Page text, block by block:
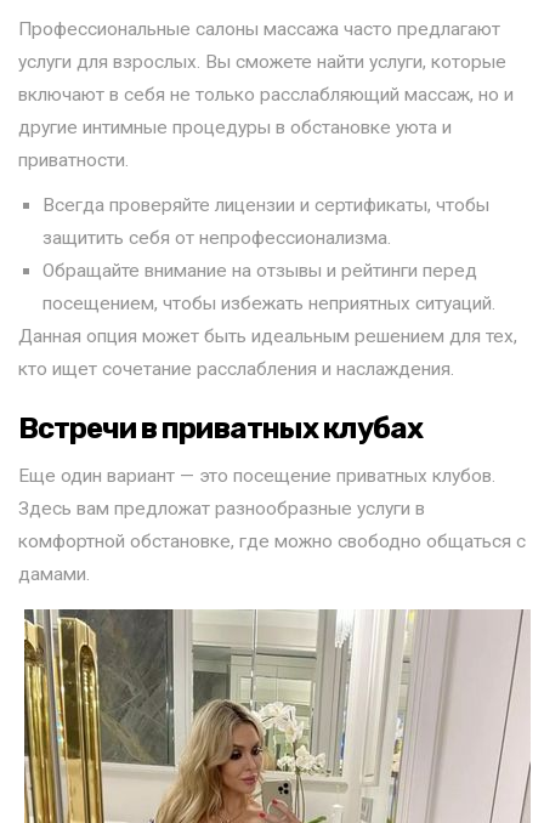
Профессиональные салоны массажа часто предлагают
услуги для взрослых. Вы сможете найти услуги, которые
включают в себя не только расслабляющий массаж, но и
другие интимные процедуры в обстановке уюта и
приватности.
Всегда проверяйте лицензии и сертификаты, чтобы
защитить себя от непрофессионализма.
Обращайте внимание на отзывы и рейтинги перед
посещением, чтобы избежать неприятных ситуаций.
Данная опция может быть идеальным решением для тех,
кто ищет сочетание расслабления и наслаждения.
Встречи в приватных клубах
Еще один вариант — это посещение приватных клубов.
Здесь вам предложат разнообразные услуги в
комфортной обстановке, где можно свободно общаться с
дамами.